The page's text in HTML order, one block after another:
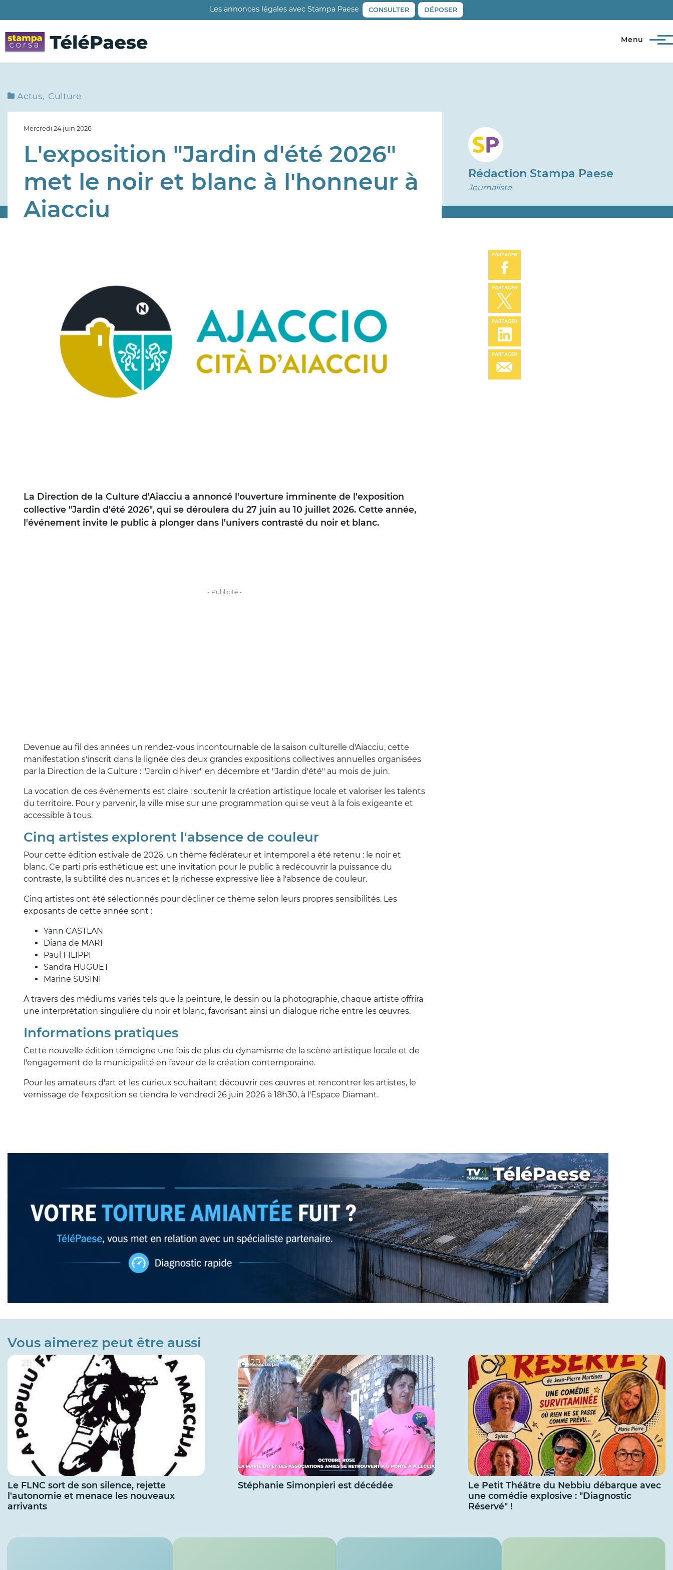
au
contenu
principal
Les annonces légales avec Stampa Paese CONSULTER DÉPOSER
Menu
Actus Culture
Mercredi 24 juin 2026
L'exposition "Jardin d'été 2026"
met le noir et blanc à l'honneur à
Aiacciu
La Direction de la Culture d'Aiacciu a annoncé l'ouverture imminente de l'exposition
collective "Jardin d'été 2026", qui se déroulera du 27 juin au 10 juillet 2026. Cette année,
l'événement invite le public à plonger dans l'univers contrasté du noir et blanc.
Devenue au fil des années un rendez-vous incontournable de la saison culturelle d'Aiacciu, cette
manifestation s'inscrit dans la lignée des deux grandes expositions collectives annuelles organisées
par la Direction de la Culture : "Jardin d'hiver" en décembre et "Jardin d'été" au mois de juin.
La vocation de ces événements est claire : soutenir la création artistique locale et valoriser les talents
du territoire. Pour y parvenir, la ville mise sur une programmation qui se veut à la fois exigeante et
accessible à tous.
Cinq artistes explorent l'absence de couleur
Pour cette édition estivale de 2026, un thème fédérateur et intemporel a été retenu : le noir et
blanc. Ce parti pris esthétique est une invitation pour le public à redécouvrir la puissance du
contraste, la subtilité des nuances et la richesse expressive liée à l'absence de couleur.
Cinq artistes ont été sélectionnés pour décliner ce thème selon leurs propres sensibilités. Les
exposants de cette année sont :
Yann CASTLAN
Diana de MARI
Paul FILIPPI
Sandra HUGUET
Marine SUSINI
À travers des médiums variés tels que la peinture, le dessin ou la photographie, chaque artiste offrira
une interprétation singulière du noir et blanc, favorisant ainsi un dialogue riche entre les œuvres.
Informations pratiques
Cette nouvelle édition témoigne une fois de plus du dynamisme de la scène artistique locale et de
l'engagement de la municipalité en faveur de la création contemporaine.
Pour les amateurs d'art et les curieux souhaitant découvrir ces œuvres et rencontrer les artistes, le
vernissage de l'exposition se tiendra le vendredi 26 juin 2026 à 18h30, à l'Espace Diamant.
Rédaction Stampa Paese
Journaliste
Vous aimerez peut être aussi
2B
Le FLNC sort de son silence, rejette
l'autonomie et menace les nouveaux
arrivants
2B
Stéphanie Simonpieri est décédée
Le Petit Théâtre du Nebbiu débarque avec
une comédie explosive : "Diagnostic
Réservé" !
Services